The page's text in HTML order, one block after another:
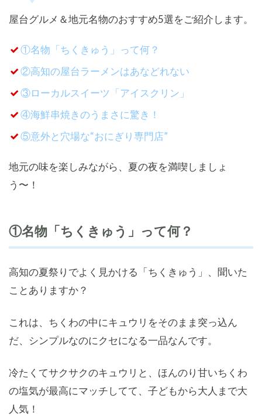
屋台グルメ＆地元名物のおすすめ5選をご紹介します。
①名物「ちくきゅう」って何？
②高知の屋台ラーメンはあなどれない
③ローカルスイーツ「アイスクリン」
④海鮮串焼きのうまさに驚き！
⑤意外と穴場な“おにぎり専門店”
地元の味を楽しみながら、夏の夜を満喫しましょ
う〜！
①名物「ちくきゅう」って何？
高知の夏祭りでよく見かける「ちくきゅう」、聞いた
ことありますか？
これは、ちくわの中にキュウリをそのまま突っ込ん
だ、シンプルなのにクセになる一品なんです。
冷たくてサクサクのキュウリと、ほんのり甘いちくわ
の塩気が最高にマッチしてて、子どもから大人まで大
人気！